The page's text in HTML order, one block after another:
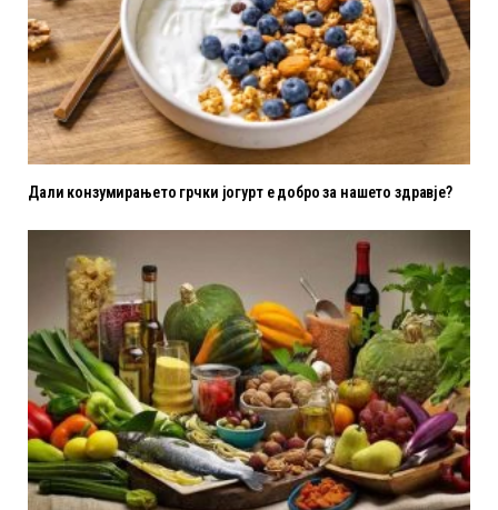
Дали конзумирањето грчки јогурт е добро за нашето здравје?